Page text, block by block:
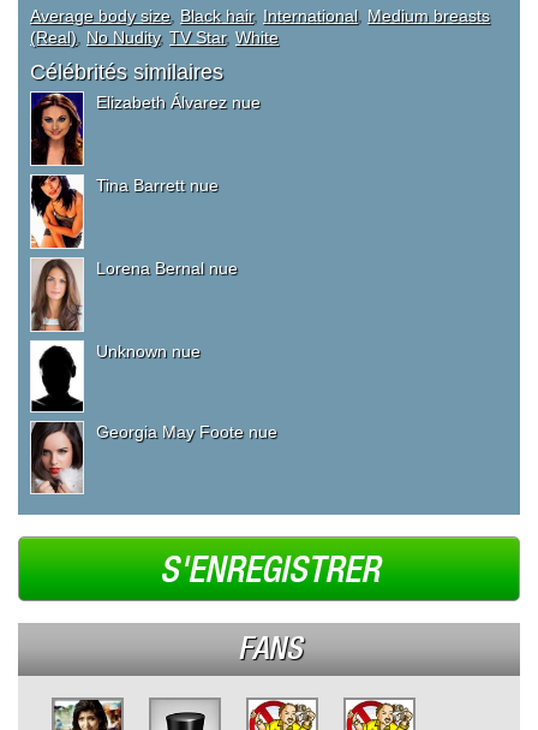
Average body size, Black hair, International, Medium breasts
(Real), No Nudity, TV Star, White
Célébrités similaires
Elizabeth Álvarez nue
Tina Barrett nue
Lorena Bernal nue
Unknown nue
Georgia May Foote nue
S'ENREGISTRER
FANS